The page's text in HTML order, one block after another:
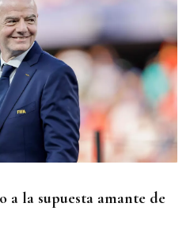
a la supuesta amante de